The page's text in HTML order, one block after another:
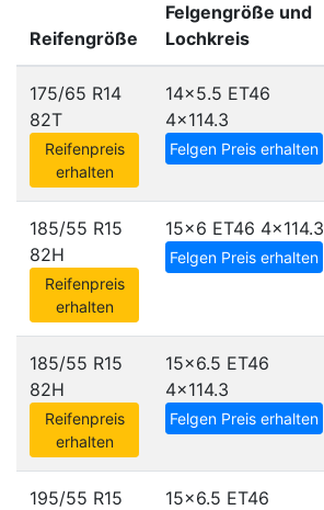
Reifengröße
Felgengröße und
Lochkreis
175/65 R14
82T
Reifenpreis
erhalten
14x5.5 ET46
4x114.3
Felgen Preis erhalten
185/55 R15
82H
Reifenpreis
erhalten
15x6 ET46 4x114.3
Felgen Preis erhalten
185/55 R15
82H
Reifenpreis
erhalten
15x6.5 ET46
4x114.3
Felgen Preis erhalten
195/55 R15
15x6.5 ET46